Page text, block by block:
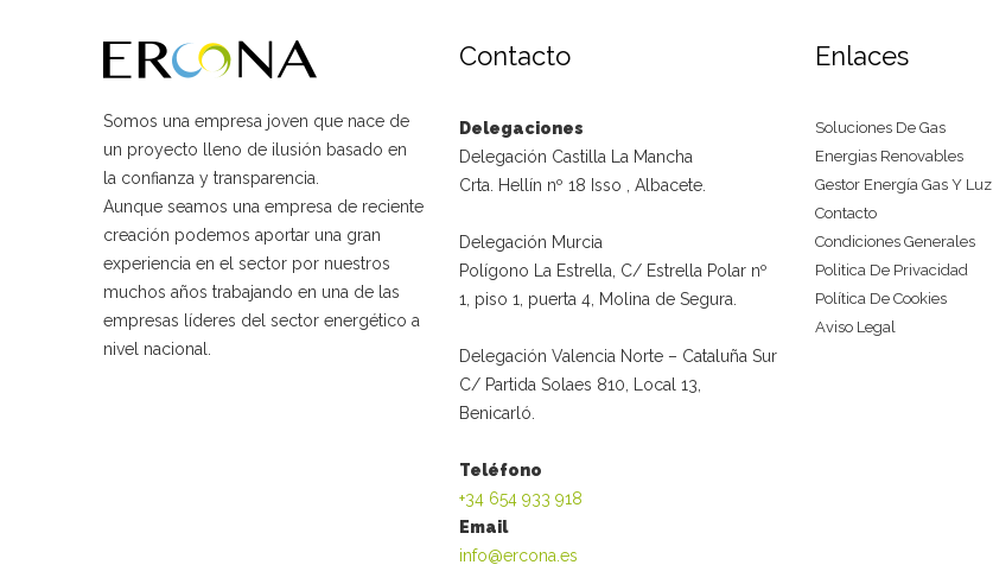
Somos una empresa joven que nace de
un proyecto lleno de ilusión basado en
la confianza y transparencia.
Aunque seamos una empresa de reciente
creación podemos aportar una gran
experiencia en el sector por nuestros
muchos años trabajando en una de las
empresas líderes del sector energético a
nivel nacional.
Contacto
Delegaciones
Delegación Castilla La Mancha
Crta. Hellín nº 18 Isso , Albacete.
Delegación Murcia
Polígono La Estrella, C/ Estrella Polar nº
1, piso 1, puerta 4, Molina de Segura.
Delegación Valencia Norte – Cataluña Sur
C/ Partida Solaes 810, Local 13,
Benicarló.
Teléfono
+34 654 933 918
Email
info@ercona.es
Enlaces
Soluciones De Gas
Energias Renovables
Gestor Energía Gas Y Luz
Contacto
Condiciones Generales
Politica De Privacidad
Política De Cookies
Aviso Legal